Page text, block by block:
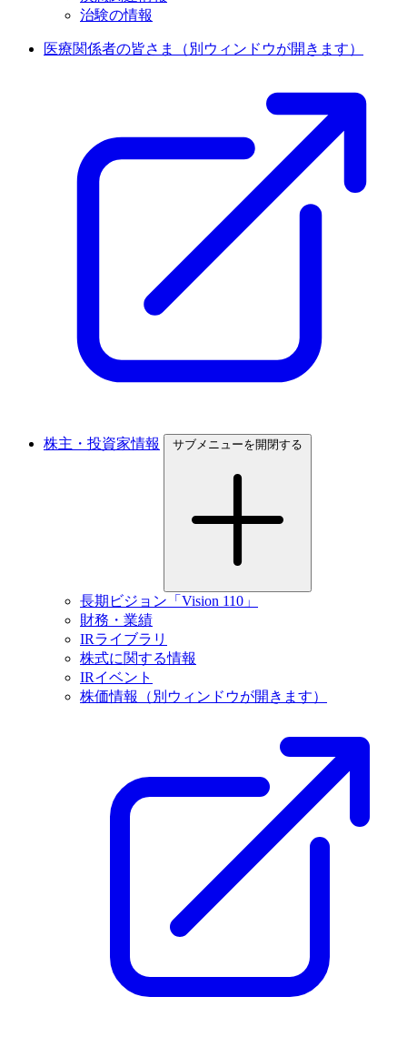
治験の情報
医療関係者の皆さま （別ウィンドウが開きます）
株主・投資家情報 サブメニューを開閉する
長期ビジョン「Vision 110」
財務・業績
IRライブラリ
株式に関する情報
IRイベント
株価情報
（別ウィンドウが開きます）